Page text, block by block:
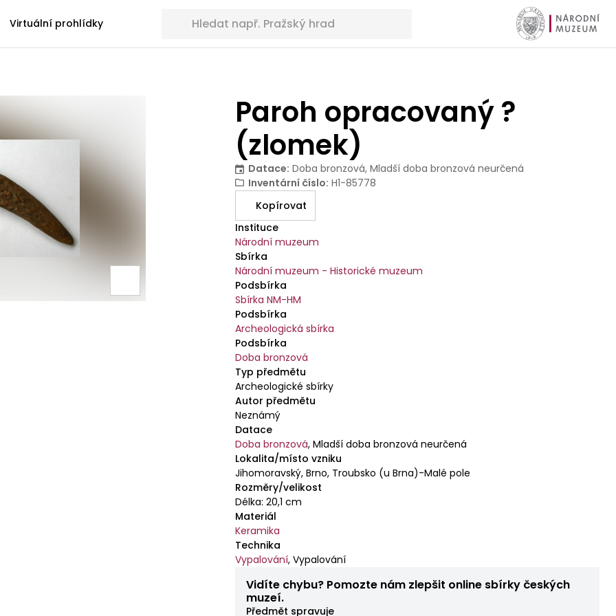
Virtuální prohlídky
Paroh opracovaný ?
(zlomek)
Datace: Doba bronzová, Mladší doba bronzová neurčená
Inventární číslo: H1-85778
Kopírovat
Instituce
Národní muzeum
Sbírka
Národní muzeum - Historické muzeum
Podsbírka
Sbírka NM-HM
Podsbírka
Archeologická sbírka
Podsbírka
Doba bronzová
Typ předmětu
Archeologické sbírky
Autor předmětu
Neznámý
Datace
Doba bronzová,Mladší doba bronzová neurčená
Lokalita/místo vzniku
Jihomoravský, Brno, Troubsko (u Brna)-Malé pole
Rozměry/velikost
Délka: 20,1 cm
Materiál
Keramika
Technika
Vypalování,Vypalování
Vidíte chybu? Pomozte nám zlepšit online sbírky českých
muzeí.
Předmět spravuje